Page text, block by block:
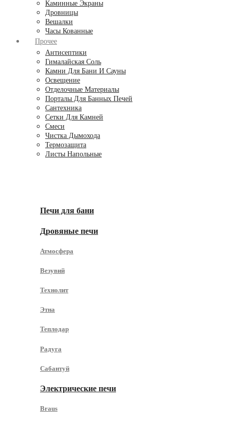
Каминные Экраны
Дровницы
Вешалки
Часы Кованные
Прочее
Антисептики
Гималайская Соль
Камни Для Бани И Сауны
Освещение
Отделочные Материалы
Порталы Для Банных Печей
Сантехника
Сетки Для Камней
Смеси
Чистка Дымохода
Термозащита
Листы Напольные
Печи для бани
Дровяные печи
Атмосфера
Везувий
Технолит
Этна
Теплодар
Радуга
Сабантуй
Электрические печи
Braus